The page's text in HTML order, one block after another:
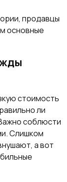
продавцы
основные
стоимость
ли
соблюсти
Слишком
а вот